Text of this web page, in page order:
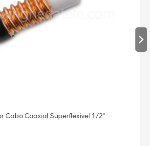
LCF 1/2 Lm Cabo Jumper Flexível